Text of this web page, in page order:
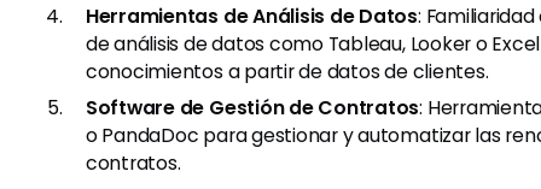
Herramientas de Análisis de Datos:
de análisis de datos como Tableau, Looker o
conocimientos a partir de datos de clientes.
Software de Gestión de Contratos:
o PandaDoc para gestionar y automatizar las
contratos.